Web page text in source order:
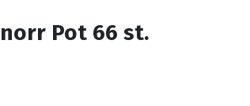
Pot 66 st.